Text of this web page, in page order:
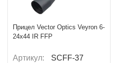
+ 1 449 Б
Прицел Vector Optics Veyron 6-
24x44 IR FFP
Артикул: SCFF-37